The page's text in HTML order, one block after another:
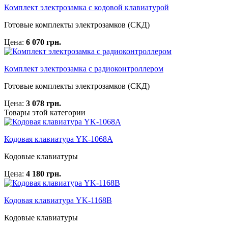
Комплект электрозамка с кодовой клавиатурой
Готовые комплекты электрозамков (СКД)
Цена: 6 070 грн.
Комплект электрозамка с радиоконтроллером
Готовые комплекты электрозамков (СКД)
Цена: 3 078 грн.
Товары этой категории
Кодовая клавиатура YK-1068A
Кодовые клавиатуры
Цена: 4 180 грн.
Кодовая клавиатура YK-1168B
Кодовые клавиатуры